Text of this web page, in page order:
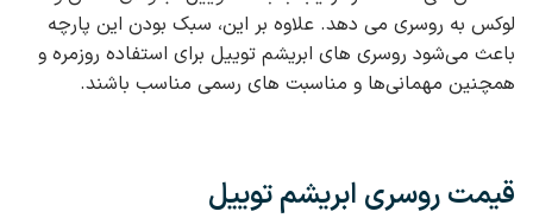
لوکس به روسری می‌ دهد. علاوه بر این، سبک بودن این پارچه
باعث می‌شود روسری‌ های ابریشم توییل برای استفاده روزمره و
همچنین مهمانی‌ها و مناسبت‌ های رسمی مناسب باشند.
قیمت روسری ابریشم توییل